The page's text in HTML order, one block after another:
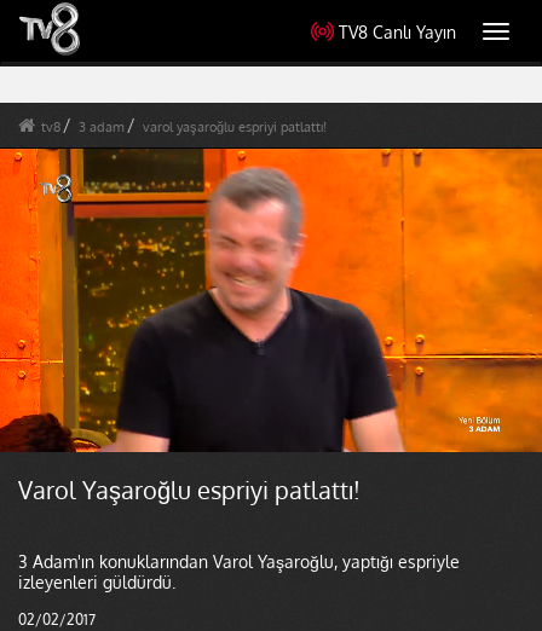
TV8 Canlı Yayın
tv8 3 adam varol yaşaroğlu espriyi patlattı!
Varol Yaşaroğlu espriyi patlattı!
3 Adam'ın konuklarından Varol Yaşaroğlu, yaptığı espriyle
izleyenleri güldürdü.
02/02/2017